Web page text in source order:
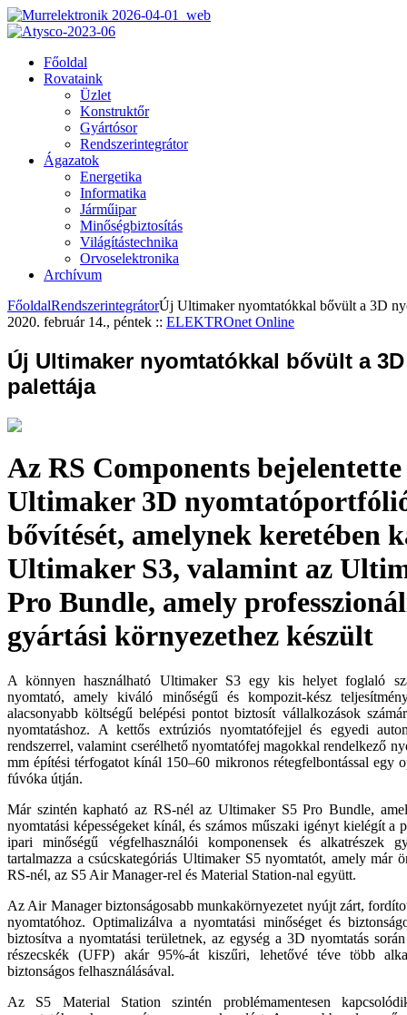
Főoldal
Rovataink
Üzlet
Konstruktőr
Gyártósor
Rendszerintegrátor
Ágazatok
Energetika
Informatika
Járműipar
Minőségbiztosítás
Világítástechnika
Orvoselektronika
Archívum
FőoldalRendszerintegrátorÚj Ultimaker nyomtatókkal bővült a 3D
2020. február 14., péntek :: ELEKTROnet Online
Új Ultimaker nyomtatókkal bővült a
palettája
Az RS Components bejelentette
Ultimaker 3D
bővítését, amelynek keretében
Ultimaker S3, valamint az
Pro Bundle, amely
gyártási környezethez készült
A könnyen használható Ultimaker S3 egy kis helyet foglaló
nyomtató, amely kiváló minőségű és kompozit-kész
alacsonyabb költségű belépési pontot biztosít vállalkozások
nyomtatáshoz. A kettős extrúziós nyomtatófejjel és egyedi
rendszerrel, valamint cserélhető nyomtatófej magokkal rendelkező
mm építési térfogatot kínál 150–60 mikronos rétegfelbontással egy
fúvóka útján.
Már szintén kapható az RS-nél az Ultimaker S5 Pro Bundle,
nyomtatási képességeket kínál, és számos műszaki igényt kielégít a
ipari minőségű végfelhasználói komponensek és alkatrészek
tartalmazza a csúcskategóriás Ultimaker S5 nyomtatót, amely már
RS-nél, az S5 Air Manager-rel és Material Station-nal együtt.
Az Air Manager biztonságosabb munkakörnyezetet nyújt zárt,
nyomtatóhoz. Optimalizálva a nyomtatási minőséget és
biztosítva a nyomtatási területnek, az egység a 3D nyomtatás
részecskék (UFP) akár 95%-át kiszűri, lehetővé téve több
biztonságos felhasználásával.
Az S5 Material Station szintén problémamentesen